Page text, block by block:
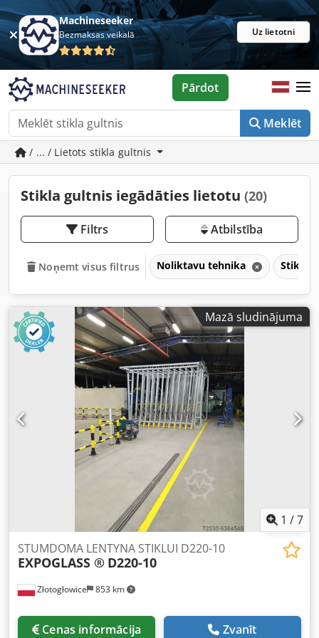
Machineseeker
Bezmaksas veikalā Uz lietotni
Meklēt
Pārdot
/ ... / Lietots stikla gultnis
Stikla gultnis iegādāties lietotu (20)
Filtrs Atbilstība
Noņemt visus filtrus Noliktavu tehnika Stikla
Mazā sludinājuma
1 /7
Złotogłowice 853 km
STUMDOMA LENTYNA STIKLUI D220-10
EXPOGLASS ® D220-10
Cenas informācija Zvanīt